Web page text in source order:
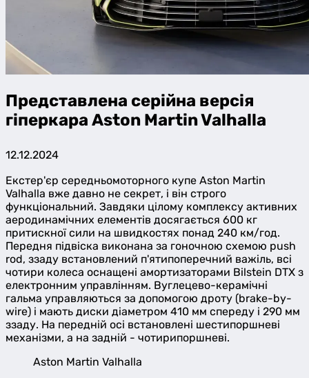
Представлена серійна версія
гіперкара Aston Martin Valhalla
12.12.2024
Екстер'єр середньомоторного купе Aston Martin
Valhalla вже давно не секрет, і він строго
функціональний. Завдяки цілому комплексу активних
аеродинамічних елементів досягається 600 кг
притискної сили на швидкостях понад 240 км/год.
Передня підвіска виконана за гоночною схемою push
rod, ззаду встановлений п'ятипоперечний важіль, всі
чотири колеса оснащені амортизаторами Bilstein DTX з
електронним управлінням. Вуглецево-керамічні
гальма управляються за допомогою дроту (brake-by-
wire) і мають диски діаметром 410 мм спереду і 290 мм
ззаду. На передній осі встановлені шестипоршневі
механізми, а на задній - чотирипоршневі.
Aston Martin Valhalla